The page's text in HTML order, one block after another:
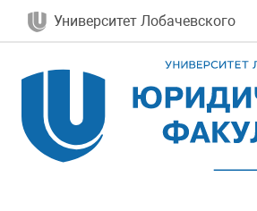
Университет Лобачевского